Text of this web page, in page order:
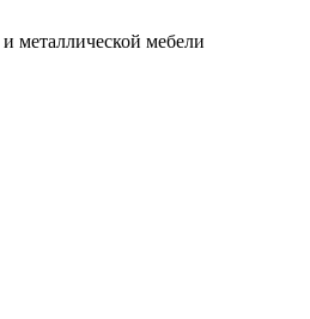
металлической мебели